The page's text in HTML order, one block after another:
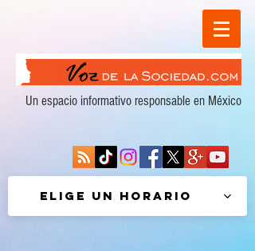
Un espacio informativo responsable en México
Elige un horario